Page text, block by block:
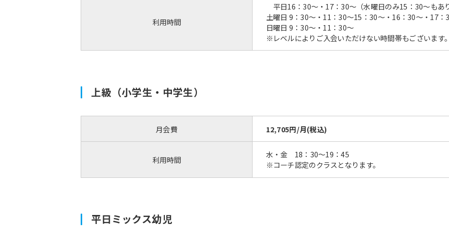
利用時間
平日16：30～・17：30～（水曜日のみ15：30～もあり
土曜日 9：30～・11：30～15：30～・16：30～・17：
日曜日 9：30～・11：30～
※レベルによりご入会いただけない時間帯もございます。
上級（小学生・中学生）
月会費 12,705円/月(税込)
利用時間
水・金 18：30～19：45
※コーチ認定のクラスとなります。
平日ミックス幼児